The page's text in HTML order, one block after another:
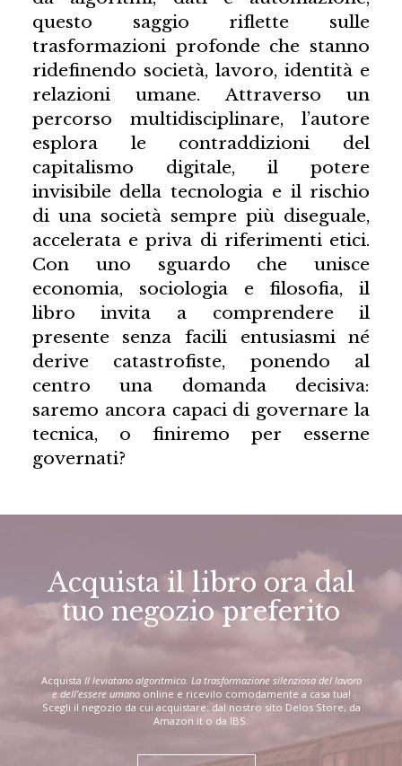
questo saggio riflette sulle
trasformazioni profonde che stanno
ridefinendo società, lavoro, identità e
relazioni umane. Attraverso un
percorso multidisciplinare, l’autore
esplora le contraddizioni del
capitalismo digitale, il potere
invisibile della tecnologia e il rischio
di una società sempre più diseguale,
accelerata e priva di riferimenti etici.
Con uno sguardo che unisce
economia, sociologia e filosofia, il
libro invita a comprendere il
presente senza facili entusiasmi né
derive catastrofiste, ponendo al
centro una domanda decisiva:
saremo ancora capaci di governare la
tecnica, o finiremo per esserne
governati?
Acquista il libro ora dal
tuo negozio preferito
Acquista Il leviatano algoritmico. La trasformazione silenziosa del lavoro
e dell’essere umanoonline e ricevilo comodamente a casa tua!
Scegli il negozio da cui acquistare: dal nostro sito Delos Store, da
Amazon.it o da IBS.